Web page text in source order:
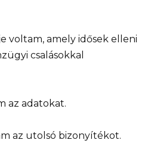
voltam, amely idősek elleni
csalásokkal
az adatokat.
az utolsó bizonyítékot.